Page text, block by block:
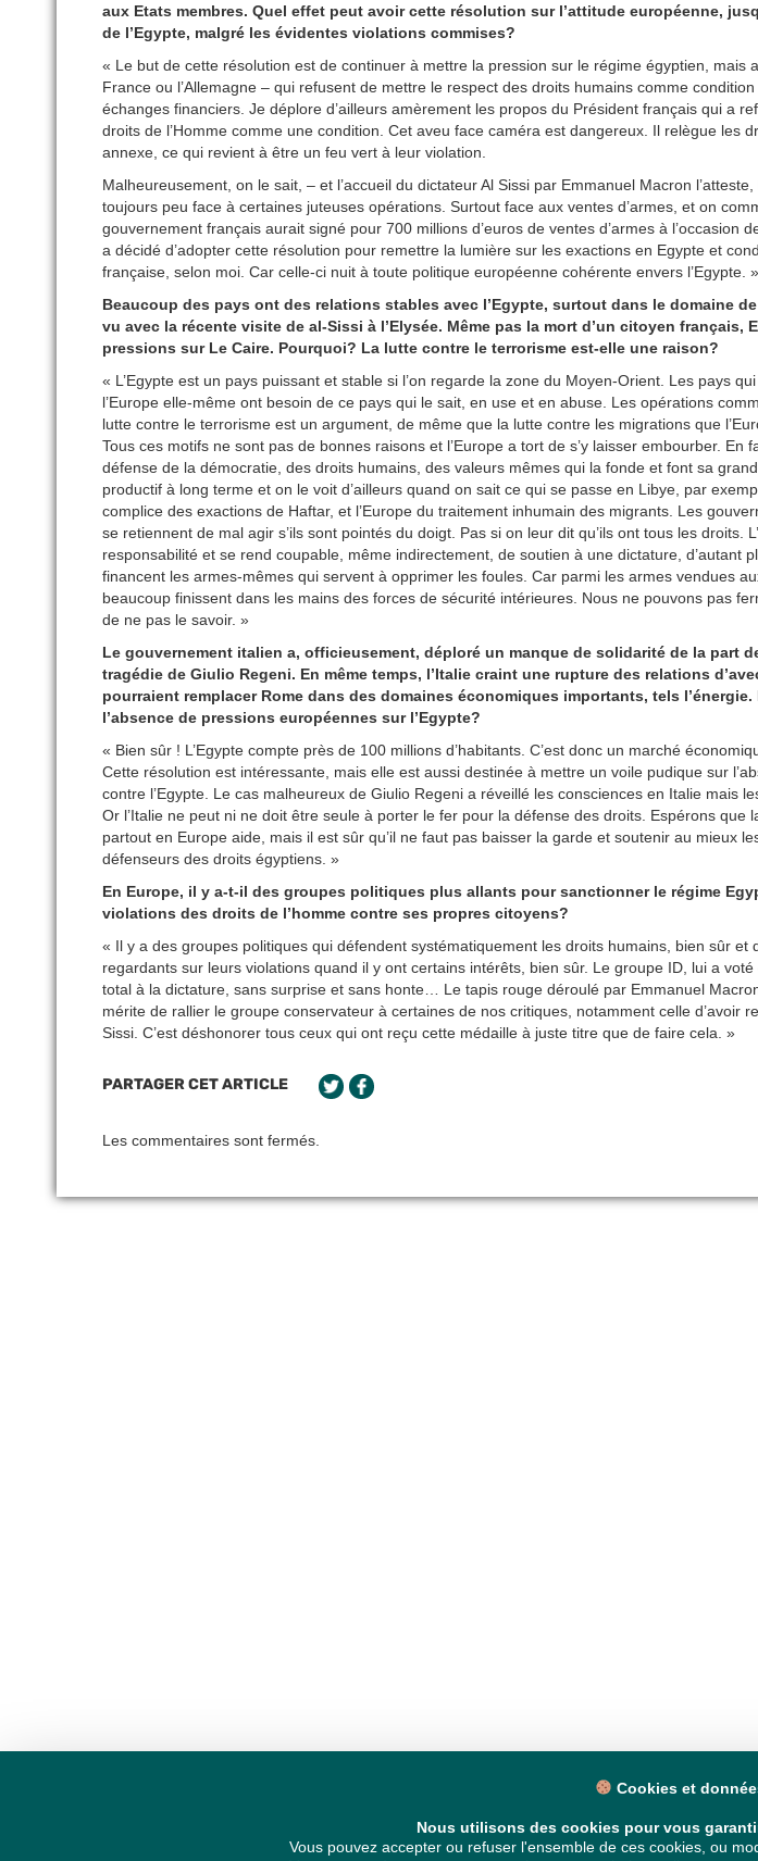
aux Etats membres. Quel effet peut avoir cette résolution sur l’attitude européenne,
de l’Egypte, malgré les évidentes violations commises?
« Le but de cette résolution est de continuer à mettre la pression sur le régime égyptien, mais
France ou l’Allemagne – qui refusent de mettre le respect des droits humains comme
échanges financiers. Je déplore d’ailleurs amèrement les propos du Président français qui a
droits de l’Homme comme une condition. Cet aveu face caméra est dangereux. Il relègue les
annexe, ce qui revient à être un feu vert à leur violation.
Malheureusement, on le sait, – et l’accueil du dictateur Al Sissi par Emmanuel Macron
toujours peu face à certaines juteuses opérations. Surtout face aux ventes d’armes, et on
gouvernement français aurait signé pour 700 millions d’euros de ventes d’armes à l’occasion
a décidé d’adopter cette résolution pour remettre la lumière sur les exactions en Egypte et
française, selon moi. Car celle-ci nuit à toute politique européenne cohérente envers l’Egypte. »
Beaucoup des pays ont des relations stables avec l’Egypte, surtout dans le domaine de
vu avec la récente visite de al-Sissi à l’Elysée. Même pas la mort d’un citoyen français,
pressions sur Le Caire. Pourquoi? La lutte contre le terrorisme est-elle une raison?
« L’Egypte est un pays puissant et stable si l’on regarde la zone du Moyen-Orient. Les pays
l’Europe elle-même ont besoin de ce pays qui le sait, en use et en abuse. Les opérations
lutte contre le terrorisme est un argument, de même que la lutte contre les migrations que
Tous ces motifs ne sont pas de bonnes raisons et l’Europe a tort de s’y laisser embourber. En
défense de la démocratie, des droits humains, des valeurs mêmes qui la fonde et font sa
productif à long terme et on le voit d’ailleurs quand on sait ce qui se passe en Libye, par
complice des exactions de Haftar, et l’Europe du traitement inhumain des migrants. Les
se retiennent de mal agir s’ils sont pointés du doigt. Pas si on leur dit qu’ils ont tous les droits.
responsabilité et se rend coupable, même indirectement, de soutien à une dictature, d’autant
financent les armes-mêmes qui servent à opprimer les foules. Car parmi les armes vendues
beaucoup finissent dans les mains des forces de sécurité intérieures. Nous ne pouvons pas
de ne pas le savoir. »
Le gouvernement italien a, officieusement, déploré un manque de solidarité de la part
tragédie de Giulio Regeni. En même temps, l’Italie craint une rupture des relations
pourraient remplacer Rome dans des domaines économiques importants, tels
l’absence de pressions européennes sur l’Egypte?
« Bien sûr ! L’Egypte compte près de 100 millions d’habitants. C’est donc un marché
Cette résolution est intéressante, mais elle est aussi destinée à mettre un voile pudique sur
contre l’Egypte. Le cas malheureux de Giulio Regeni a réveillé les consciences en Italie mais
Or l’Italie ne peut ni ne doit être seule à porter le fer pour la défense des droits. Espérons que
partout en Europe aide, mais il est sûr qu’il ne faut pas baisser la garde et soutenir au mieux
défenseurs des droits égyptiens. »
En Europe, il y a-t-il des groupes politiques plus allants pour sanctionner le régime
violations des droits de l’homme contre ses propres citoyens?
« Il y a des groupes politiques qui défendent systématiquement les droits humains, bien sûr et
regardants sur leurs violations quand il y ont certains intérêts, bien sûr. Le groupe ID, lui a
total à la dictature, sans surprise et sans honte… Le tapis rouge déroulé par Emmanuel
mérite de rallier le groupe conservateur à certaines de nos critiques, notamment celle d’avoir
Sissi. C’est déshonorer tous ceux qui ont reçu cette médaille à juste titre que de faire cela. »
PARTAGER CET ARTICLE
Les commentaires sont fermés.
Cookies et
Nous utilisons des cookies pour vous
Vous pouvez accepter ou refuser l'ensemble de ces cookies, ou